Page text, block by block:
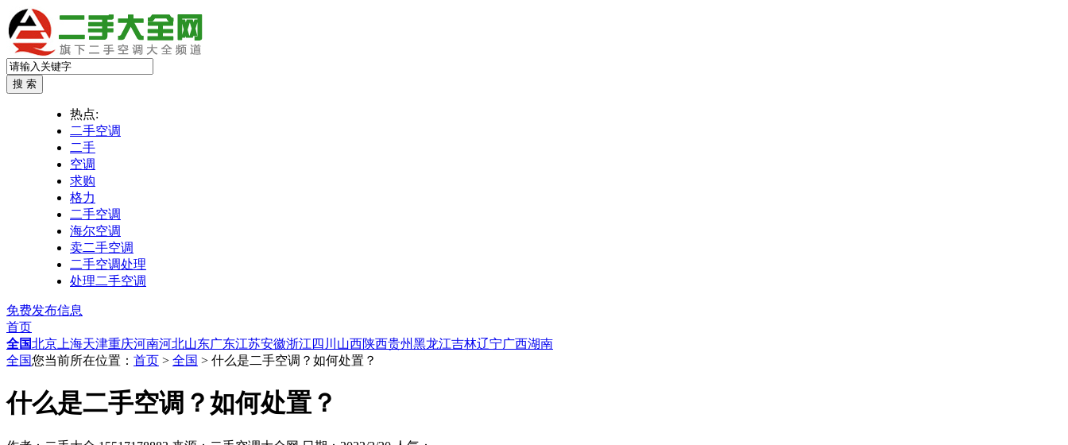
热点:
二手空调
二手
空调
求购
格力
二手空调
海尔空调
卖二手空调
二手空调处理
处理二手空调
免费发布信息
首页
全国北京 上海天津重庆河南河北山东广东江苏安徽浙江 四川 山西陕西贵州黑龙江吉林辽宁广西湖南
全国您当前所在位置： 首页 > 全国 > 什么是二手空调？如何处置？
什么是二手空调？如何处置？